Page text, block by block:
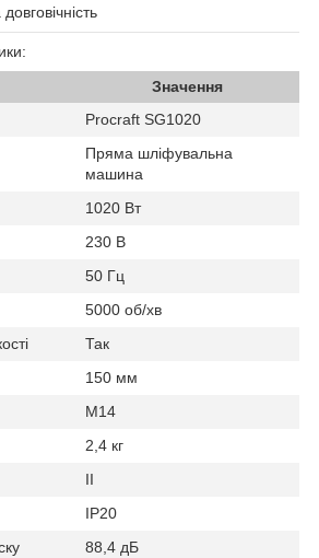
Значення
Procraft SG1020
Пряма шліфувальна
машина
1020 Вт
230 В
50 Гц
5000 об/хв
Так
150 мм
M14
2,4 кг
II
IP20
88,4 дБ